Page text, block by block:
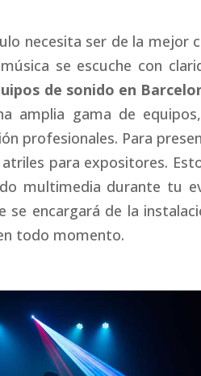
necesita ser de la mejor
se escuche con
de sonido en
amplia gama de
profesionales. Para
para expositores.
multimedia durante tu
se encargará de la
todo momento.